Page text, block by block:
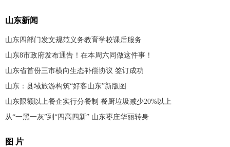
山东新闻
山东四部门发文规范义务教育学校课后服务
山东8市政府发布通告！在本周六同做这件事！
山东省首份三市横向生态补偿协议 签订成功
山东：县域旅游构筑“好客山东”新版图
山东限额以上餐企实行分餐制 餐厨垃圾减少20%以上
从“一黑一灰”到“四高四新” 山东枣庄华丽转身
图 片